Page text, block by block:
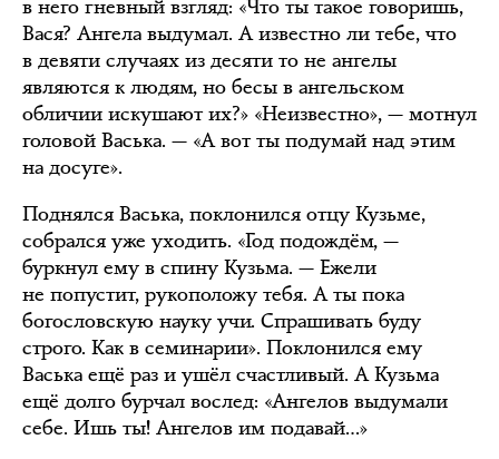
в него гневный взгляд: «Что ты такое говоришь,
Вася? Ангела выдумал. А известно ли тебе, что
в девяти случаях из десяти то не ангелы
являются к людям, но бесы в ангельском
обличии искушают их?» «Неизвестно», — мотнул
головой Васька. — «А вот ты подумай над этим
на досуге».
Поднялся Васька, поклонился отцу Кузьме,
собрался уже уходить. «Год подождём, —
буркнул ему в спину Кузьма. — Ежели
не попустит, рукоположу тебя. А ты пока
богословскую науку учи. Спрашивать буду
строго. Как в семинарии». Поклонился ему
Васька ещё раз и ушёл счастливый. А Кузьма
ещё долго бурчал вослед: «Ангелов выдумали
себе. Ишь ты! Ангелов им подавай…»